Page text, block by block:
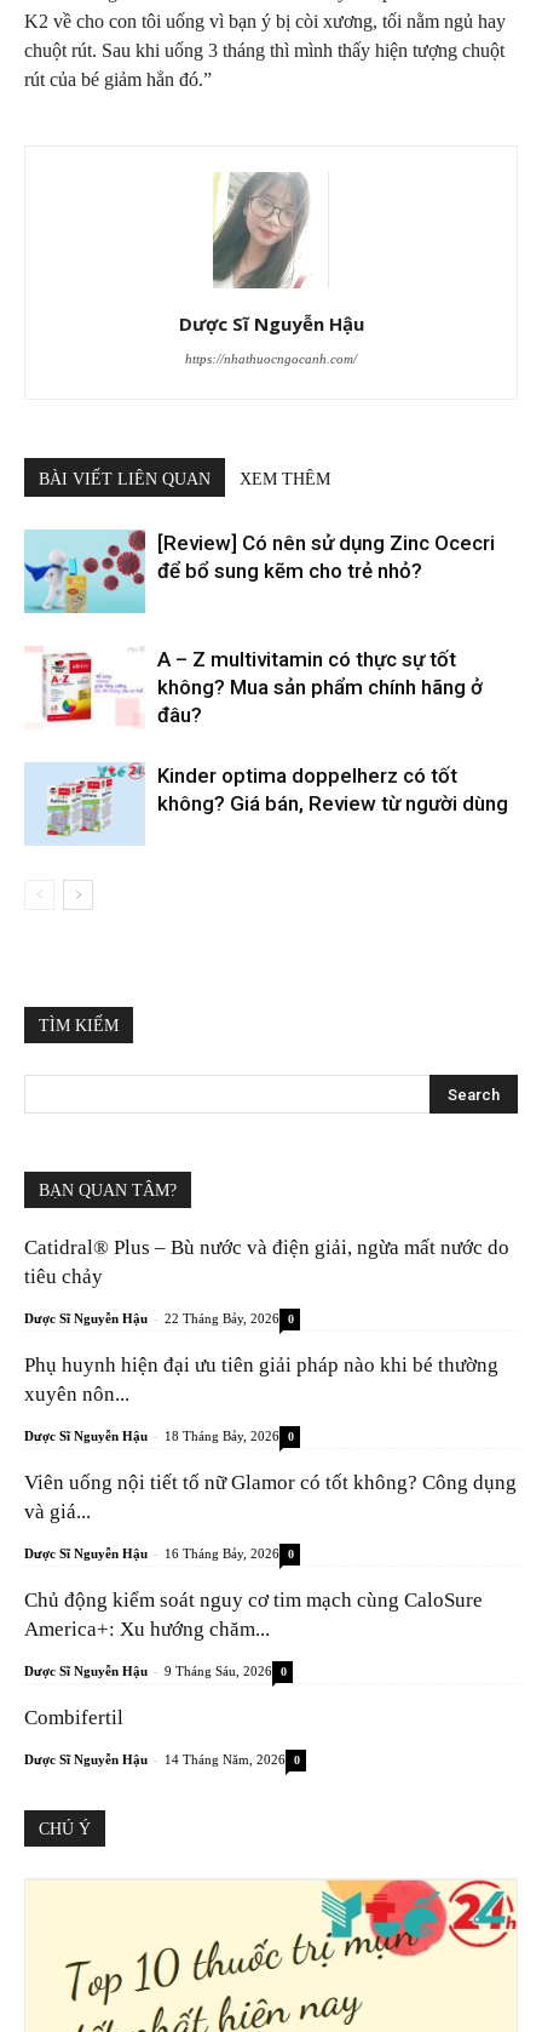
K2 về cho con tôi uống vì bạn ý bị còi xương, tối nằm ngủ hay
chuột rút. Sau khi uống 3 tháng thì mình thấy hiện tượng chuột
rút của bé giảm hẳn đó.”
Dược Sĩ Nguyễn Hậu
https://nhathuocngocanh.com/
BÀI VIẾT LIÊN QUAN XEM THÊM
[Review] Có nên sử dụng Zinc Ocecri
để bổ sung kẽm cho trẻ nhỏ?
A – Z multivitamin có thực sự tốt
không? Mua sản phẩm chính hãng ở
đâu?
Kinder optima doppelherz có tốt
không? Giá bán, Review từ người dùng
TÌM KIẾM
BẠN QUAN TÂM?
Catidral® Plus – Bù nước và điện giải, ngừa mất nước do
tiêu chảy
Dược Sĩ Nguyễn Hậu - 22 Tháng Bảy, 2026 0
Phụ huynh hiện đại ưu tiên giải pháp nào khi bé thường
xuyên nôn...
Dược Sĩ Nguyễn Hậu - 18 Tháng Bảy, 2026 0
Viên uống nội tiết tố nữ Glamor có tốt không? Công dụng
và giá...
Dược Sĩ Nguyễn Hậu - 16 Tháng Bảy, 2026 0
Chủ động kiểm soát nguy cơ tim mạch cùng CaloSure
America+: Xu hướng chăm...
Dược Sĩ Nguyễn Hậu - 9 Tháng Sáu, 2026 0
Combifertil
Dược Sĩ Nguyễn Hậu - 14 Tháng Năm, 2026 0
CHÚ Ý